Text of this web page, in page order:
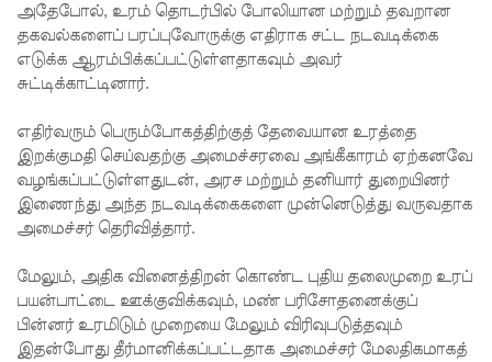
களுத்து
றை
முஸ்லிம்
மத்திய
கல்லூரியி
ல்
நிர்மாணிக்
கப்பட்ட
விஞ்ஞான
அதேபோல், உரம் தொடர்பில் போலியான மற்றும் தவறான
தகவல்களைப் பரப்புவோருக்கு எதிராக சட்ட நடவடிக்கை
எடுக்க ஆரம்பிக்கப்பட்டுள்ளதாகவும் அவர்
சுட்டிக்காட்டினார்.
எதிர்வரும் பெரும்போகத்திற்குத் தேவையான உரத்தை
இறக்குமதி செய்வதற்கு அமைச்சரவை அங்கீகாரம் ஏற்கனவே
வழங்கப்பட்டுள்ளதுடன், அரச மற்றும் தனியார் துறையினர்
இணைந்து அந்த நடவடிக்கைகளை முன்னெடுத்து வருவதாக
அமைச்சர் தெரிவித்தார்.
மேலும், அதிக வினைத்திறன் கொண்ட புதிய தலைமுறை உரப்
பயன்பாட்டை ஊக்குவிக்கவும், மண் பரிசோதனைக்குப்
பின்னர் உரமிடும் முறையை மேலும் விரிவுபடுத்தவும்
இதன்போது தீர்மானிக்கப்பட்டதாக அமைச்சர் மேலதிகமாகத்